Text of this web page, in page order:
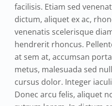
facilisis. Etiam sed
dictum, aliquet ex ac,
venenatis scelerisque
hendrerit rhoncus.
at sem at, accumsan
metus, malesuada sed
cursus dolor. Integer
Donec arcu felis, aliquet